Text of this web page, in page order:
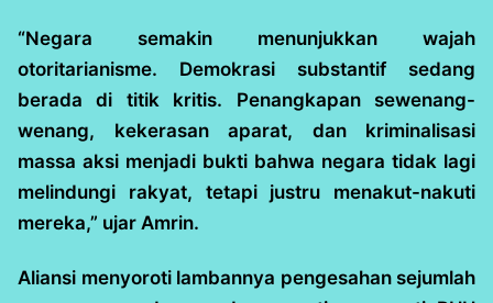
“Negara semakin menunjukkan wajah
otoritarianisme. Demokrasi substantif sedang
berada di titik kritis. Penangkapan sewenang-
wenang, kekerasan aparat, dan kriminalisasi
massa aksi menjadi bukti bahwa negara tidak lagi
melindungi rakyat, tetapi justru menakut-nakuti
mereka,” ujar Amrin.
Aliansi menyoroti lambannya pengesahan sejumlah